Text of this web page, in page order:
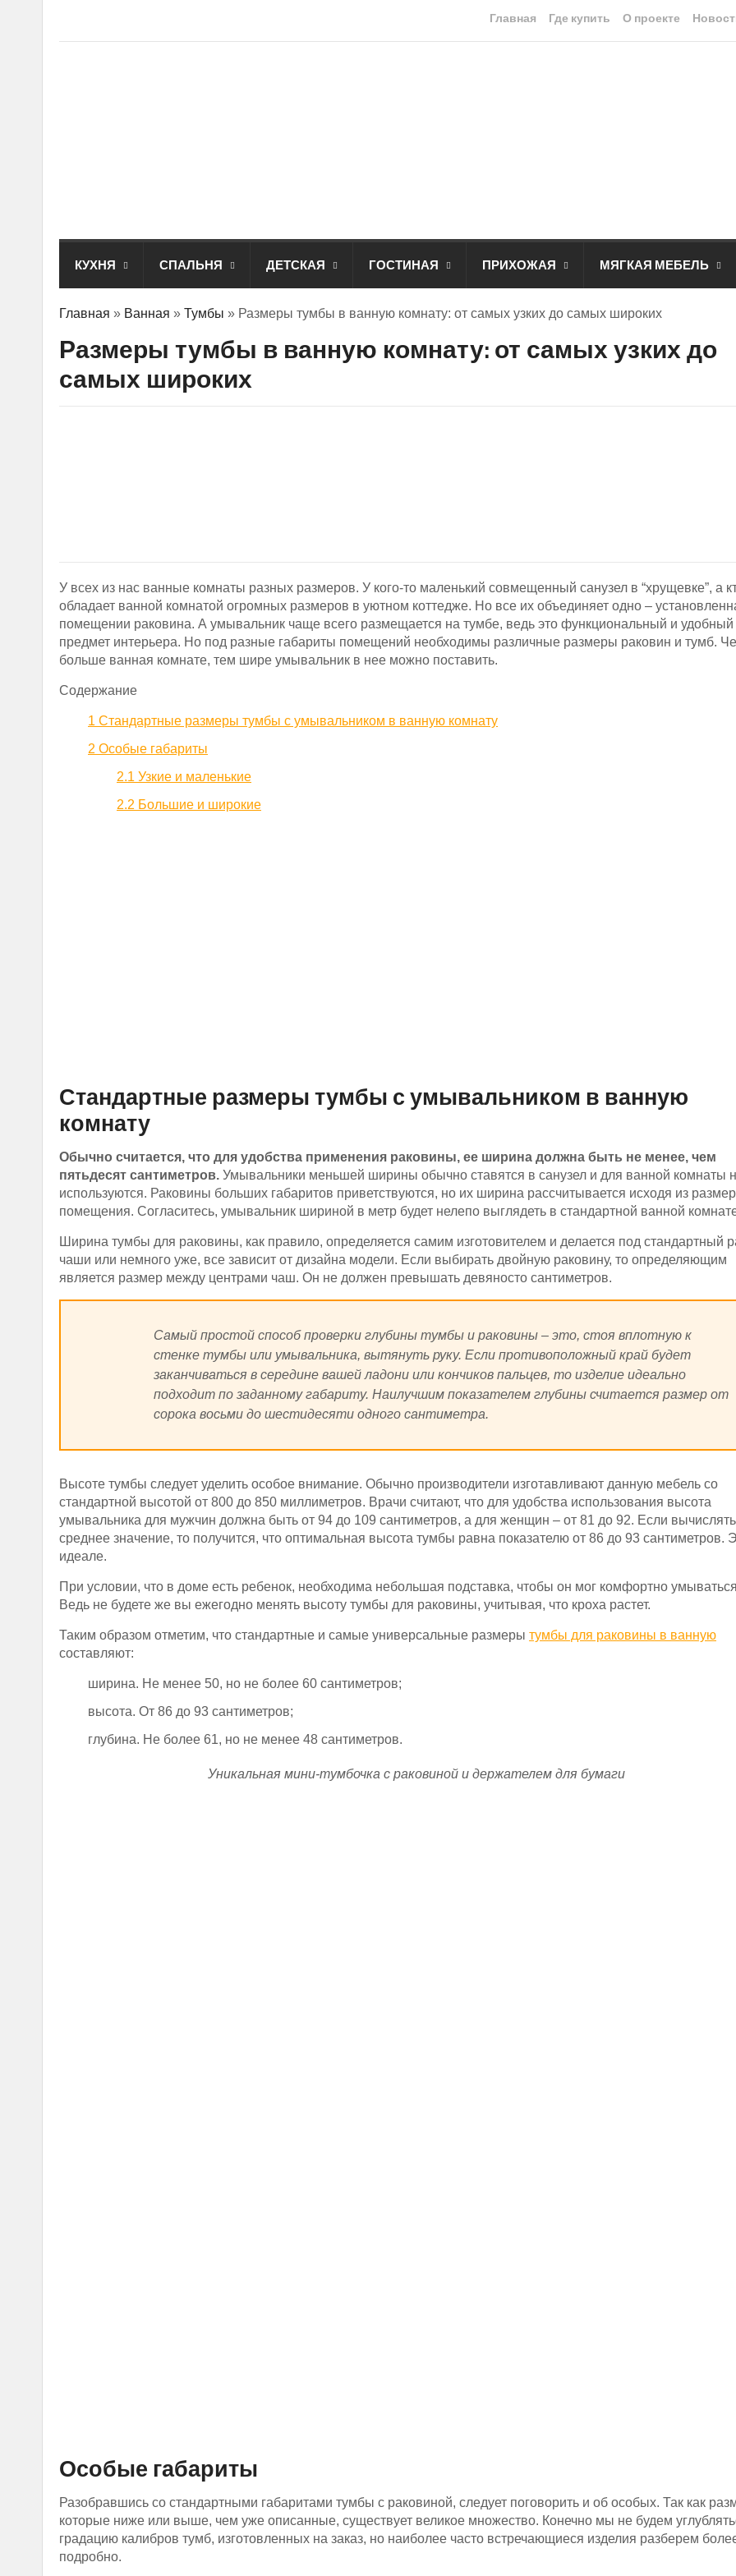
Главная Где купить О проекте
КУХНЯ СПАЛЬНЯ ДЕТСКАЯ ГОСТИНАЯ ПРИХОЖАЯ МЯГКАЯ МЕБЕЛЬ
Главная » Ванная » Тумбы » Размеры тумбы в ванную комнату: от самых узких до самых широких
Размеры тумбы в ванную комнату: от самых узких до
самых широких
У всех из нас ванные комнаты разных размеров. У кого-то маленький совмещенный санузел в “хрущевке”, а
обладает ванной комнатой огромных размеров в уютном коттедже. Но все их объединяет одно –
помещении раковина. А умывальник чаще всего размещается на тумбе, ведь это функциональный и удобный
предмет интерьера. Но под разные габариты помещений необходимы различные размеры раковин и тумб.
больше ванная комнате, тем шире умывальник в нее можно поставить.
Содержание
1 Стандартные размеры тумбы с умывальником в ванную комнату
2 Особые габариты
2.1 Узкие и маленькие
2.2 Большие и широкие
Стандартные размеры тумбы с умывальником в ванную
комнату
Обычно считается, что для удобства применения раковины, ее ширина должна быть не менее, чем
пятьдесят сантиметров. Умывальники меньшей ширины обычно ставятся в санузел и для ванной комнаты
используются. Раковины больших габаритов приветствуются, но их ширина рассчитывается исходя из
помещения. Согласитесь, умывальник шириной в метр будет нелепо выглядеть в стандартной ванной
Ширина тумбы для раковины, как правило, определяется самим изготовителем и делается под стандартный
чаши или немного уже, все зависит от дизайна модели. Если выбирать двойную раковину, то определяющим
является размер между центрами чаш. Он не должен превышать девяносто сантиметров.
Самый простой способ проверки глубины тумбы и раковины – это, стоя вплотную к
стенке тумбы или умывальника, вытянуть руку. Если противоположный край будет
заканчиваться в середине вашей ладони или кончиков пальцев, то изделие идеально
подходит по заданному габариту. Наилучшим показателем глубины считается размер от
сорока восьми до шестидесяти одного сантиметра.
Высоте тумбы следует уделить особое внимание. Обычно производители изготавливают данную мебель со
стандартной высотой от 800 до 850 миллиметров. Врачи считают, что для удобства использования высота
умывальника для мужчин должна быть от 94 до 109 сантиметров, а для женщин – от 81 до 92. Если вычислять
среднее значение, то получится, что оптимальная высота тумбы равна показателю от 86 до 93 сантиметров.
идеале.
При условии, что в доме есть ребенок, необходима небольшая подставка, чтобы он мог комфортно
Ведь не будете же вы ежегодно менять высоту тумбы для раковины, учитывая, что кроха растет.
Таким образом отметим, что стандартные и самые универсальные размеры тумбы для раковины в ванную
составляют:
ширина. Не менее 50, но не более 60 сантиметров;
высота. От 86 до 93 сантиметров;
глубина. Не более 61, но не менее 48 сантиметров.
Уникальная мини-тумбочка с раковиной и держателем для бумаги
Особые габариты
Разобравшись со стандартными габаритами тумбы с раковиной, следует поговорить и об особых. Так как
которые ниже или выше, чем уже описанные, существует великое множество. Конечно мы не будем
градацию калибров тумб, изготовленных на заказ, но наиболее часто встречающиеся изделия разберем
подробно.